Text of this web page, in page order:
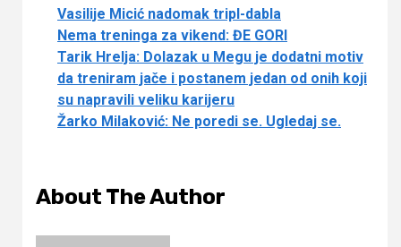
Vasilije Micić nadomak tripl-dabla
Nema treninga za vikend: ĐE GORI
Tarik Hrelja: Dolazak u Megu je dodatni motiv
da treniram jače i postanem jedan od onih koji
su napravili veliku karijeru
Žarko Milaković: Ne poredi se. Ugledaj se.
About The Author